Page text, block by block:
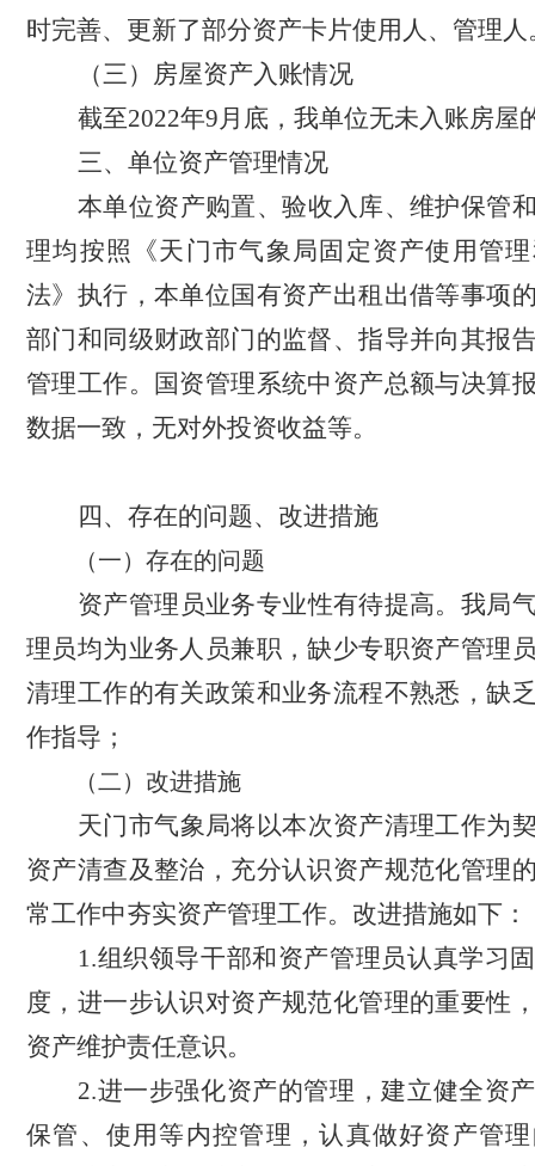
时完善、更新了部分资产卡片使用人、管理人
（三）房屋资产入账情况
截至2022年9月底，我单位无未入账房屋
三、 单位资产管理情况
本单位资产购置、验收入库、维护保管
理均按照《天门市气象局固定资产使用管
法》执行，本单位国有资产出租出借等事项
部门和同级财政部门的监督、指导并向其报
管理工作。国资管理系统中资产总额与决算
数据一致，无对外投资收益等。
四、 存在的问题、改进措施
（一）存在的问题
资产管理员业务专业性有待提高。我局
理员均为业务人员兼职，缺少专职资产管理
清理工作的有关政策和业务流程不熟悉，缺
作指导；
（二）改进措施
天门市气象局将以本次资产清理工作为
资产清查及整治，充分认识资产规范化管理
常工作中夯实资产管理工作。改进措施如下：
1.组织领导干部和资产管理员认真学习
度，进一步认识对资产规范化管理的重要性
资产维护责任意识。
2.进一步强化资产的管理，建立健全资
保管、使用等内控管理，认真做好资产管